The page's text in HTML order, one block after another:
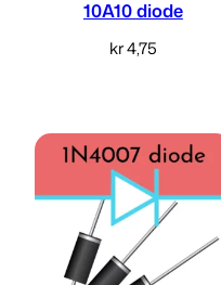
10A10 diode
kr4,75